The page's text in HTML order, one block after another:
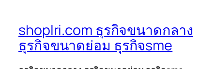
shoplri.com ธุรกิจขนาดกลาง
ธุรกิจขนาดย่อม ธุรกิจsme